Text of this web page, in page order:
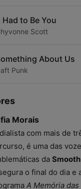
Had to Be You
Scott
About Us
Punk
Morais
com mais de
é uma das
da
o final do dia e
A Memória das